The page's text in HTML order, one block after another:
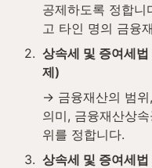
공제하도록 정합니
고 타인 명의 금융
2. 상속세 및 증여세
제)
→ 금융재산의 범위
의미, 금융재산상
위를 정합니다.
3. 상속세 및 증여세